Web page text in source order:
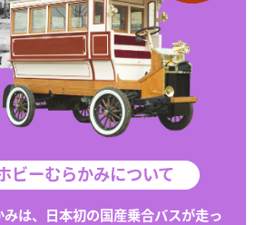
ビーむらかみについて
は、日本初の国産乗合バスが走っ